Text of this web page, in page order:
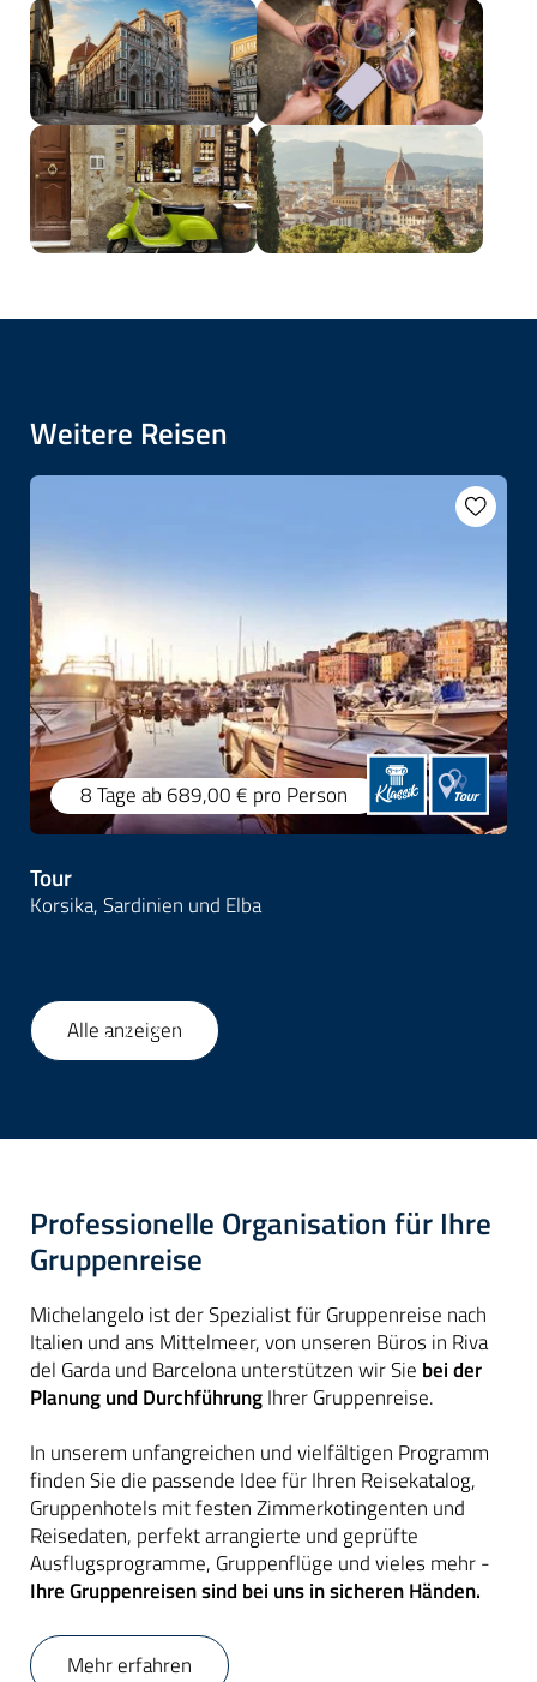
Weitere Reisen
8 Tageab 689,00 € pro Person
Tour
Korsika, Sardinien und Elba
1 52
Alle anzeigen
Professionelle Organisation für Ihre
Gruppenreise
Michelangelo ist der Spezialist für Gruppenreise nach
Italien und ans Mittelmeer, von unseren Büros in Riva
del Garda und Barcelona unterstützen wir Sie bei der
Planung und DurchführungIhrer Gruppenreise.
In unserem unfangreichen und vielfältigen Programm
finden Sie die passende Idee für Ihren Reisekatalog,
Gruppenhotels mit festen Zimmerkotingenten und
Reisedaten, perfekt arrangierte und geprüfte
Ausflugsprogramme, Gruppenflüge und vieles mehr -
Ihre Gruppenreisen sind bei uns in sicheren Händen.
Mehr erfahren